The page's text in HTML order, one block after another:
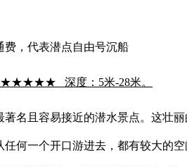
费，代表潜点自由号沉船
★★★★★ 深度：5米-28米。
著名且容易接近的潜水景点。这
何一个开口游进去，都有较大的